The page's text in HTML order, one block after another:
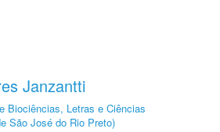
Janzantti
Biociências, Letras e Ciências
São José do Rio Preto)